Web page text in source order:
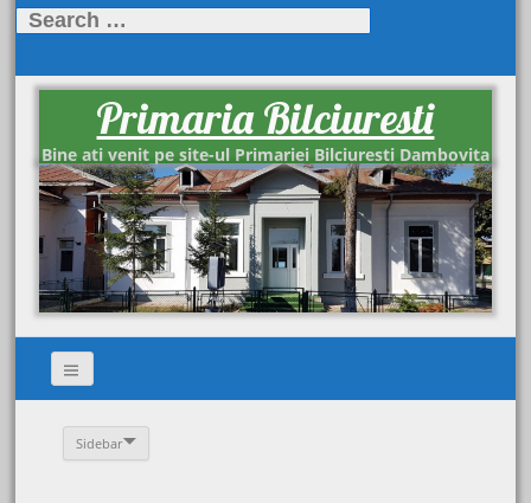
Search
Primaria Bilciuresti
Bine ati venit pe site-ul Primariei Bilciuresti Dambovita
Sidebar